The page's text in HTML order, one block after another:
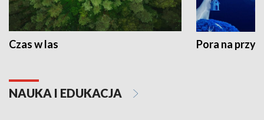
Czas w las Pora na
NAUKA I EDUKACJA